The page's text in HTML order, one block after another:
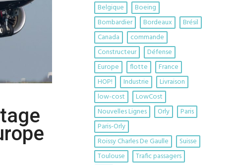
Belgique
Boeing
Bombardier
Bordeaux
Brésil
Canada
commande
Constructeur
Défense
Europe
flotte
France
HOP!
Industrie
Livraison
low-cost
LowCost
Nouvelles Lignes
Orly
Paris
Paris-Orly
Roissy Charles De Gaulle
Suisse
Toulouse
Trafic passagers